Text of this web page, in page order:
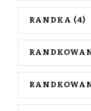
RANDKA (4)